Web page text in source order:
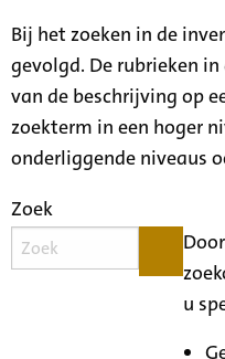
Bij het zoeken in de
gevolgd. De rubrieken
van de beschrijving op
zoekterm in een hoger
onderliggende niveaus
Zoek
u